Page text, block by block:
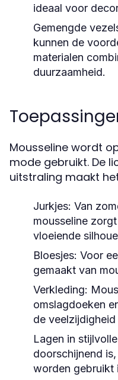
ideaal voor
Gemengde
kunnen de
materialen
duurzaamheid.
Mousseline wordt
mode gebruikt. De
uitstraling maakt
Jurkjes: Van
mousseline
vloeiende
Bloesjes: Voor
gemaakt van
Verkleding:
omslagdoeken
de
Lagen in
doorschijnend
worden gebruikt